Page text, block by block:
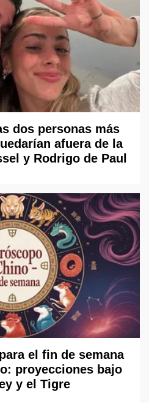
dos personas más
afuera de la
y Rodrigo de Paul
el fin de semana
proyecciones bajo
y el Tigre